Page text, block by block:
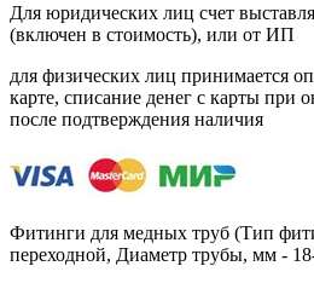
Для юридических лиц счет
(включен в стоимость), или от ИП
для физических лиц принимается
карте, списание денег с карты при
после подтверждения наличия
Фитинги для медных труб (Тип
переходной, Диаметр трубы, мм -